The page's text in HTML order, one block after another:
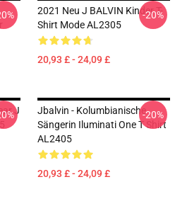
2021 Neu J BALVIN Kinder T-
Shirt Mode AL2305
20,93 £ - 24,09 £
-20%
J
Jbalvin - Kolumbianische
Sängerin Iluminati One T Shirt
AL2405
20,93 £ - 24,09 £
-20%